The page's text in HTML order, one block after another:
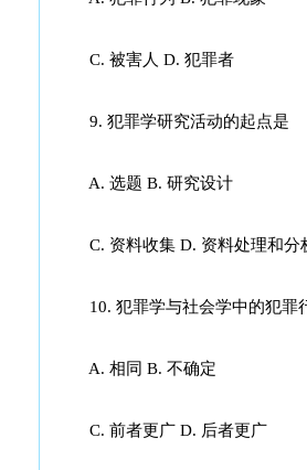
C. 被害人 D. 犯罪者
9. 犯罪学研究活动的起点是
A. 选题 B. 研究设计
C. 资料收集 D. 资料处理和分
10. 犯罪学与社会学中的犯罪
A. 相同 B. 不确定
C. 前者更广 D. 后者更广